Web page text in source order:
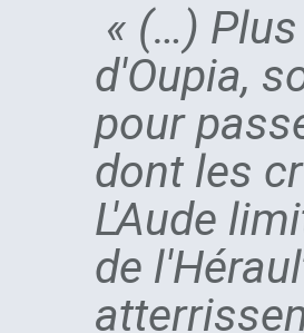
« (…)
d'Oupia,
pour
dont les
L'Aude
de